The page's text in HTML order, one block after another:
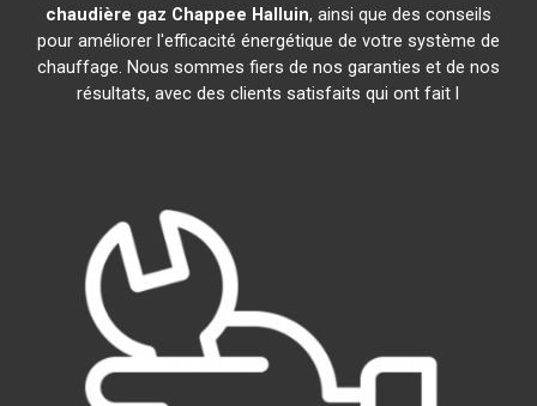
chaudière gaz Chappee Halluin, ainsi que des conseils
pour améliorer l'efficacité énergétique de votre système de
chauffage. Nous sommes fiers de nos garanties et de nos
résultats, avec des clients satisfaits qui ont fait l